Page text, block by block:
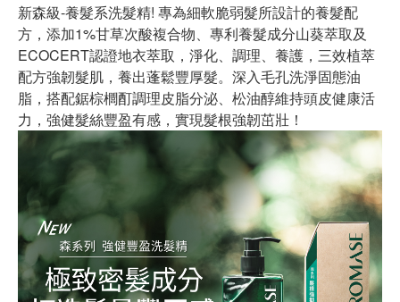
新森級-養髮系洗髮精! 專為細軟脆弱髮所設計的養髮配
方，添加1%甘草次酸複合物、專利養髮成分山葵萃取及
ECOCERT認證地衣萃取，淨化、調理、養護，三效植萃
配方強韌髮肌，養出蓬鬆豐厚髮。深入毛孔洗淨固態油
脂，搭配鋸棕櫚酊調理皮脂分泌、松油醇維持頭皮健康活
力，強健髮絲豐盈有感，實現髮根強韌茁壯！